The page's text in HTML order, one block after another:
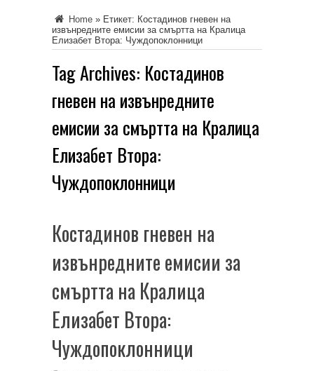
Home » Етикет: Костадинов гневен на
извънредните емисии за смъртта на Кралица
Елизабет Втора: Чуждопоклонници
Tag Archives: Костадинов
гневен на извънредните
емисии за смъртта на Кралица
Елизабет Втора:
Чуждопоклонници
Костадинов гневен на
извънредните емисии за
смъртта на Кралица
Елизабет Втора:
Чуждопоклонници